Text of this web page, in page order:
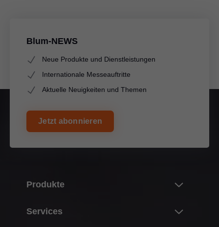
Blum-NEWS
Neue Produkte und Dienstleistungen
Internationale Messeauftritte
Aktuelle Neuigkeiten und Themen
Jetzt abonnieren
Produkte
Services